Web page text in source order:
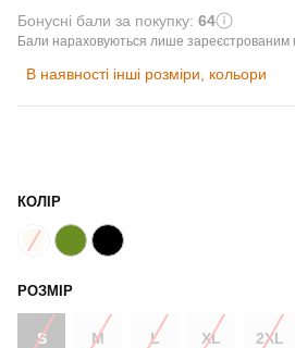
Бонусні бали за покупку: 64
Бали нараховуються лише зареєстрованим
В наявності інші розміри, кольори
КОЛІР
РОЗМІР
S M L XL 2XL